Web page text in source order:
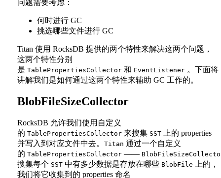
问题需要考虑：
何时进行 GC
挑选哪些文件进行 GC
Titan 使用 RocksDB 提供的两个特性来解决这两个问题，
这两个特性分别
是 TablePropertiesCollector 和 EventListener 。下面将
讲解我们是如何通过这两个特性来辅助 GC 工作的。
BlobFileSizeCollector
RocksDB 允许我们使用自定义
的 TablePropertiesCollector 来搜集 SST 上的 properties
并写入到对应文件中去。 Titan 通过一个自定义
的 TablePropertiesCollector ——
搜集每个 SST 中有多少数据是存放在哪些 BlobFile
上的，
我们将它收集到的 properties 命名